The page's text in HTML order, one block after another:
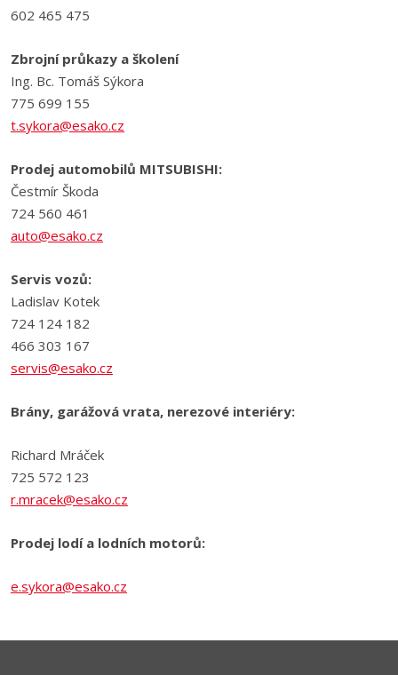
602 465 475
Zbrojní průkazy a školení
Ing. Bc. Tomáš Sýkora
775 699 155
t.sykora@esako.cz
Prodej automobilů MITSUBISHI:
Čestmír Škoda
724 560 461
auto@esako.cz
Servis vozů:
Ladislav Kotek
724 124 182
466 303 167
servis@esako.cz
Brány, garážová vrata, nerezové interiéry:
Richard Mráček
725 572 123
r.mracek@esako.cz
Prodej lodí a lodních motorů:
e.sykora@esako.cz